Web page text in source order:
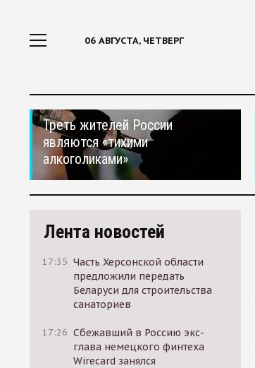
06 АВГУСТА, ЧЕТВЕРГ
Треть жителей России
являются «тихими
алкоголиками»
Лента новостей
17:35 Часть Херсонской области
предложили передать
Беларуси для строительства
санаториев
17:26 Сбежавший в Россию экс-
глава немецкого финтеха
Wirecard занялся